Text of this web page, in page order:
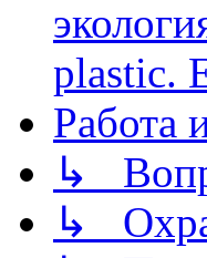
plastic.
Работа
↳
↳